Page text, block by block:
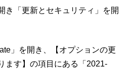
き「更新とセキュリティ」を開
」を開き、【オプションの更
ます】の項目にある「2021-